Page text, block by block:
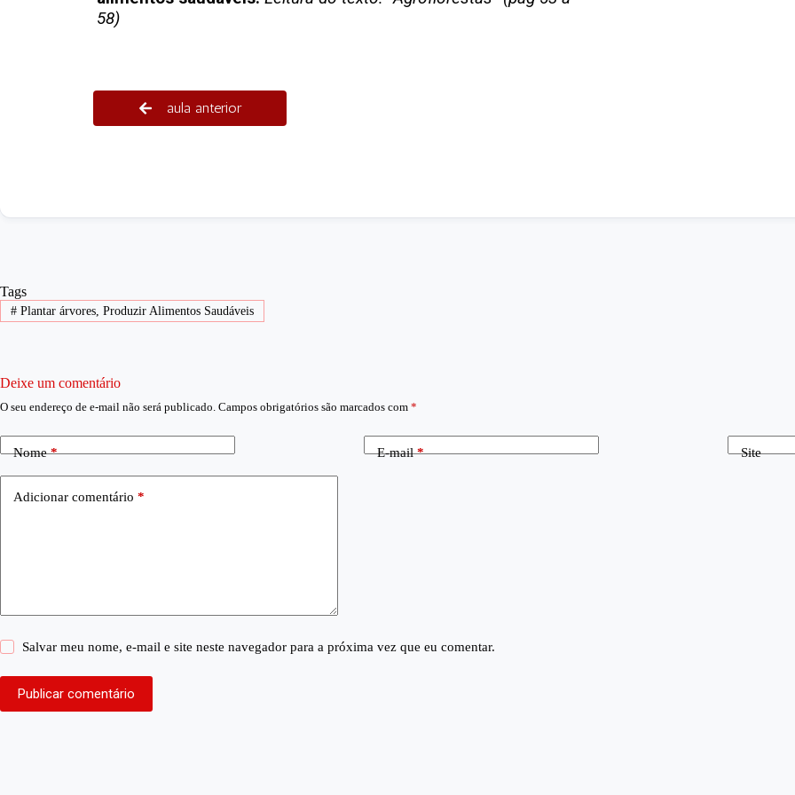
58)
aula anterior
Tags
#Plantar árvores, Produzir Alimentos Saudáveis
Deixe um comentário
O seu endereço de e-mail não será publicado. Campos obrigatórios são marcados com *
Nome* E-mail* Site
Adicionar comentário *
Salvar meu nome, e-mail e site neste navegador para a próxima vez que eu comentar.
Publicar comentário